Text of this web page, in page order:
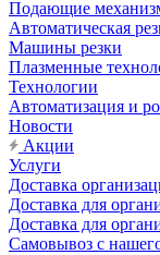
Подающие
Автоматическая
Машины резки
Плазменные
Технологии
Автоматизация и
Новости
Акции
Услуги
Доставка
Доставка для
Доставка для
Самовывоз с